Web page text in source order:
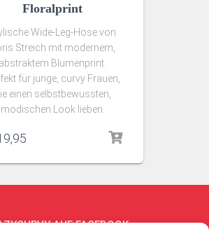
Floralprint
Wide-Leg-Hose von
Streich mit modernem,
abstraktem Blumenprint.
für junge, curvy Frauen,
einen selbstbewussten,
modischen Look lieben.
AUF FACEBOOK